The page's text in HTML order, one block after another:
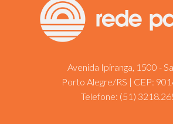
Avenida Ipiranga, 1500 -
Porto Alegre/RS | CEP:
Telefone: (51)